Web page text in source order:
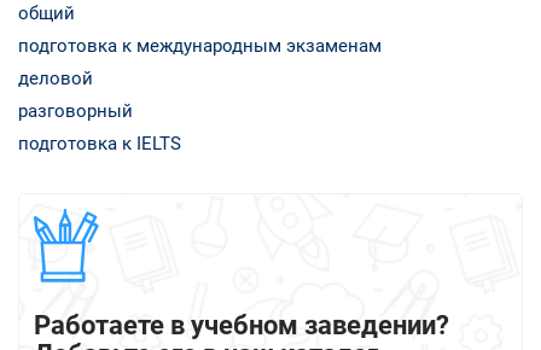
общий
подготовка к международным экзаменам
деловой
разговорный
подготовка к IELTS
Работаете в учебном заведении?